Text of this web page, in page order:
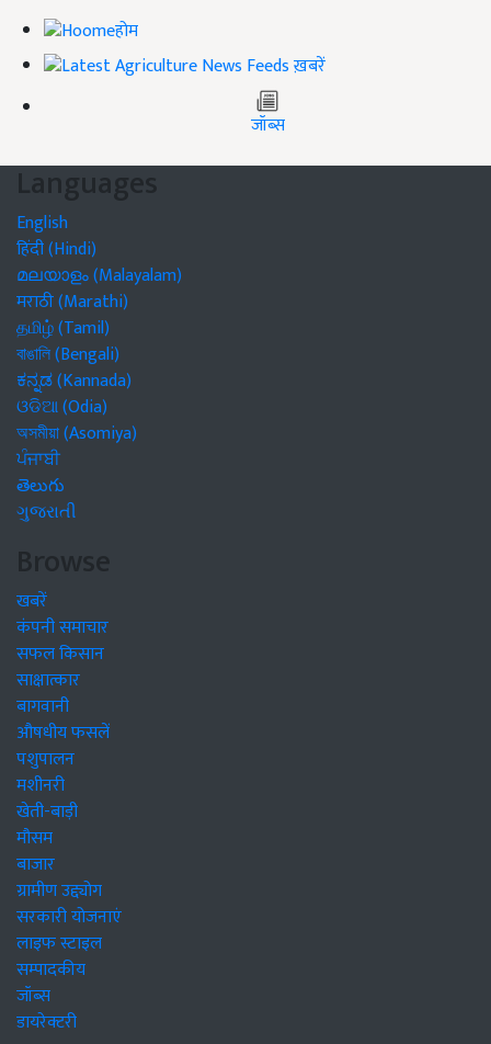
होम
ख़बरें
जॉब्स
Languages
English
हिंदी (Hindi)
മലയാളം (Malayalam)
मराठी (Marathi)
தமிழ் (Tamil)
বাঙালি (Bengali)
ಕನ್ನಡ (Kannada)
ଓଡିଆ (Odia)
অসমীয়া (Asomiya)
ਪੰਜਾਬੀ
తెలుగు
ગુજરાતી
Browse
खबरें
कंपनी समाचार
सफल किसान
साक्षात्कार
बागवानी
औषधीय फसलें
पशुपालन
मशीनरी
खेती-बाड़ी
मौसम
बाजार
ग्रामीण उद्द्योग
सरकारी योजनाएं
लाइफ स्टाइल
सम्पादकीय
जॉब्स
डायरेक्टरी